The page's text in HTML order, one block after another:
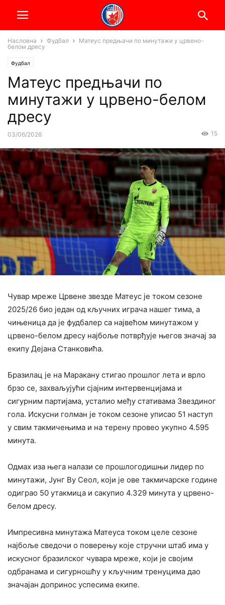
Насловна Фудбал
Матеус предњачи по минутажи у црвено-
белом дресу
Фудбал
Матеус предњачи по
минутажи у црвено-белом
дресу
03/06/2026 15
Чувар мреже Црвене звезде Матеус је током сезоне
2025/26 био један од кључних играча нашег тима, а
чињеница да је фудбалер са највећом минутажом у
црвено-белом дресу најбоље потврђује његов значај за
екипу Дејана Станковића.
‍Бразилац је на Маракану стигао прошлог лета и врло
брзо се, захваљујући сјајним интервенцијама и
сигурним партијама, усталио међу стативама Звездиног
гола. Искусни голман је током сезоне уписао 51 наступ
у свим такмичењима и на терену провео укупно 4.595
минута.
Одмах иза њега налази се прошлогодишњи лидер по
минутажи, Јунг Ву Сеол, који је ове такмичарске године
одиграо 50 утакмица и сакупио 4.329 минута у црвено-
белом дресу.
Импресивна минутажа Матеуса током целе сезоне
најбоље сведочи о поверењу које стручни штаб има у
искусног бразилског чувара мреже, који је својим
одбранама и сигурношћу у кључним тренуцима дао
значајан допринос успесима екипе.